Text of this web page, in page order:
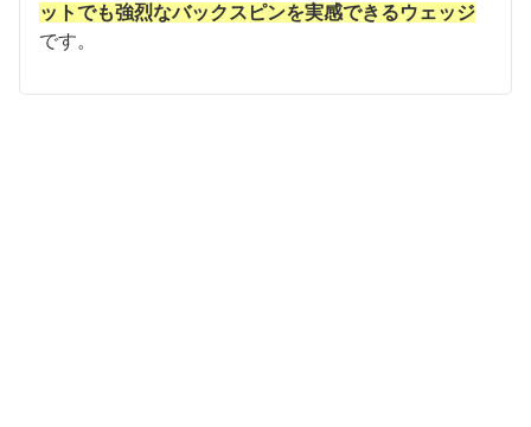
ットでも強烈なバックスピンを実感できるウェッジ
です。